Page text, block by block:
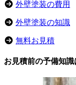
外壁塗装の費用
外壁塗装の知識
無料お見積
お見積前の予備知